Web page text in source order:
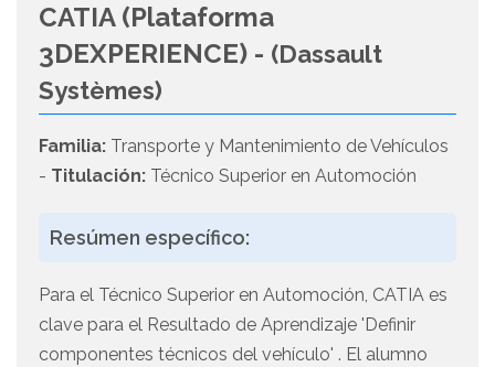
CATIA (Plataforma
3DEXPERIENCE) - (Dassault
Systèmes)
Familia: Transporte y Mantenimiento de Vehículos
- Titulación: Técnico Superior en Automoción
Resúmen específico:
Para el Técnico Superior en Automoción, CATIA es
clave para el Resultado de Aprendizaje 'Definir
componentes técnicos del vehículo' . El alumno